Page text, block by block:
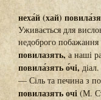
неха́й (хай)
Уживається для
недоброго побажання
повилазять,а наші
повила́зять о́чі,
— Сіль та печина з
повилазять очі(М.